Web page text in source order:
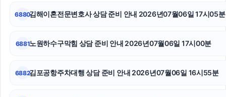
6880김해이혼전문변호사 상담 준비 안내 2026년07월06일 17시05분
6881노원하수구막힘 상담 준비 안내 2026년07월06일 17시00분
6882김포공항주차대행 상담 준비 안내 2026년07월06일 16시55분